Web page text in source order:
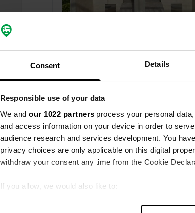
Consent Details
Responsible use of your data
We and our 1022 partners process your personal
and access information on your device in order to
audience research and services development. You
privacy choices are only applicable on this digital
withdraw your consent any time from the Cookie
If you allow, we would also like to:
Collect information about your geographical